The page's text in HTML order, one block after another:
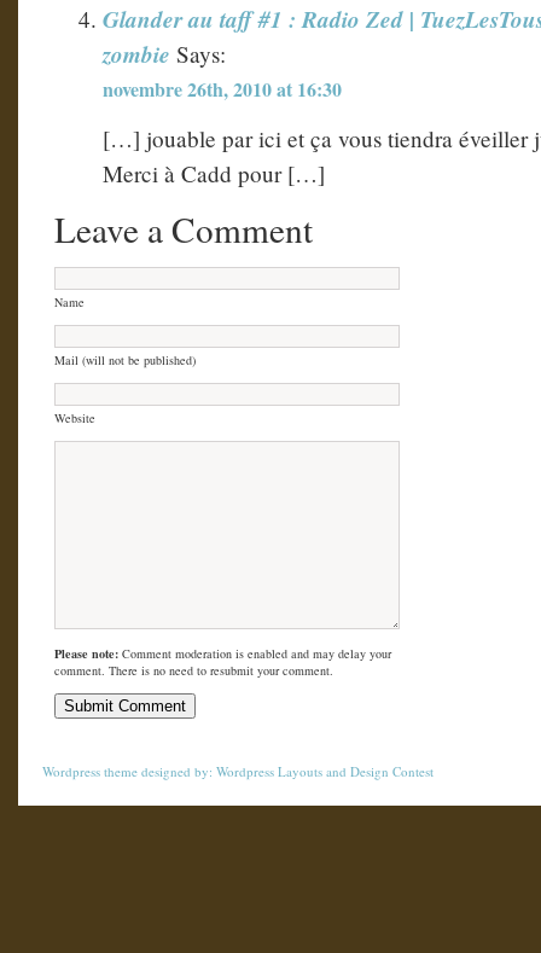
Glander au taff #1 : Radio Zed |
zombie Says:
novembre 26th, 2010 at 16:30
[…] jouable par ici et ça vous tiendra éveiller
Merci à Cadd pour […]
Leave a Comment
Name
Mail (will not be published)
Website
Please note: Comment moderation is enabled and may delay your
comment. There is no need to resubmit your comment.
Wordpress theme designed by: Wordpress Layouts and Design Contest